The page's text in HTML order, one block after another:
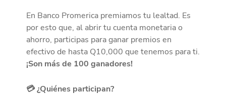
En Banco Promerica premiamos tu lealtad. Es
por esto que, al abrir tu cuenta monetaria o
ahorro, participas para ganar premios en
efectivo de hasta Q10,000 que tenemos para ti.
¡Son más de 100 ganadores!
💳 ¿Quiénes participan?